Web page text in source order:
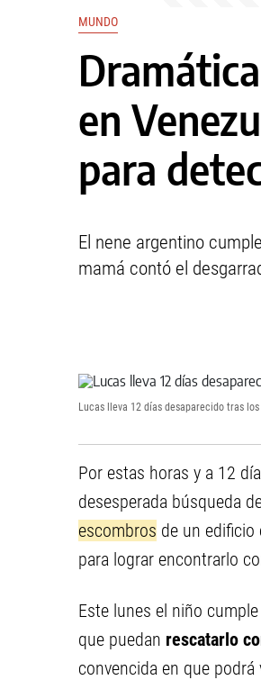
MUNDO
en
para
El nene argentino
mamá contó el
Lucas lleva 12 días desaparecido tras
Por estas horas y a 12
desesperada búsqueda
escombros de un edificio
para lograr encontrarlo
Este lunes el niño
que puedan rescatarlo
convencida en que podrá